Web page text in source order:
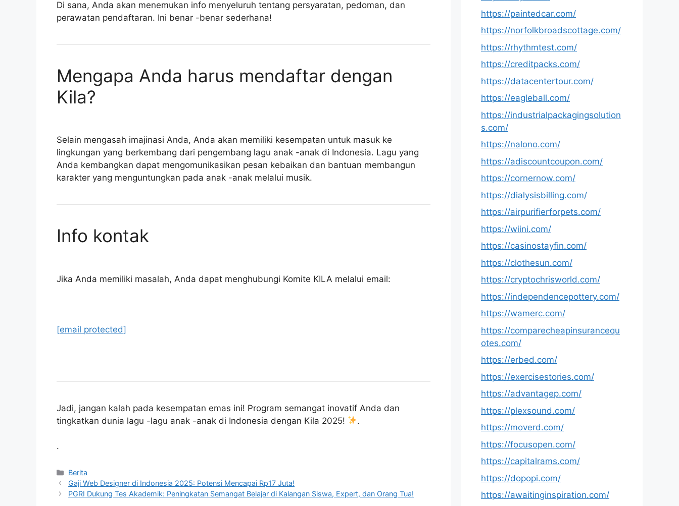
Di sana, Anda akan menemukan info menyeluruh tentang persyaratan, pedoman, dan
perawatan pendaftaran. Ini benar -benar sederhana!
Mengapa Anda harus mendaftar dengan
Kila?
Selain mengasah imajinasi Anda, Anda akan memiliki kesempatan untuk masuk ke
lingkungan yang berkembang dari pengembang lagu anak -anak di Indonesia. Lagu yang
Anda kembangkan dapat mengomunikasikan pesan kebaikan dan bantuan membangun
karakter yang menguntungkan pada anak -anak melalui musik.
Info kontak
Jika Anda memiliki masalah, Anda dapat menghubungi Komite KILA melalui email:
[email protected]
Jadi, jangan kalah pada kesempatan emas ini! Program semangat inovatif Anda dan
tingkatkan dunia lagu -lagu anak -anak di Indonesia dengan Kila 2025!
.
.
Kategori
Berita
Gaji Web Designer di Indonesia 2025: Potensi Mencapai Rp17 Juta!
PGRI Dukung Tes Akademik: Peningkatan Semangat Belajar di Kalangan Siswa, Expert, dan Orang Tua!
https://paintedcar.com/
https://norfolkbroadscottage.com/
https://rhythmtest.com/
https://creditpacks.com/
https://datacentertour.com/
https://eagleball.com/
https://industrialpackagingsolution
s.com/
https://nalono.com/
https://adiscountcoupon.com/
https://cornernow.com/
https://dialysisbilling.com/
https://airpurifierforpets.com/
https://wiini.com/
https://casinostayfin.com/
https://clothesun.com/
https://cryptochrisworld.com/
https://independencepottery.com/
https://wamerc.com/
https://comparecheapinsurancequ
otes.com/
https://erbed.com/
https://exercisestories.com/
https://advantagep.com/
https://plexsound.com/
https://moverd.com/
https://focusopen.com/
https://capitalrams.com/
https://dopopi.com/
https://awaitinginspiration.com/